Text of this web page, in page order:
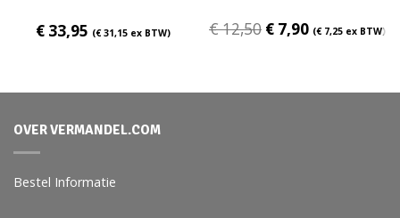
€33,95 (€31,15ex BTW) €12,50 € 7,90 (€7,25 ex BTW)
OVER VERMANDEL.COM
Bestel Informatie